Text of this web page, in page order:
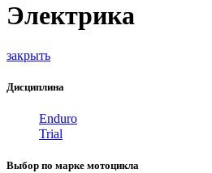
Электрика
закрыть
Дисциплина
Enduro
Trial
Выбор по марке мотоцикла